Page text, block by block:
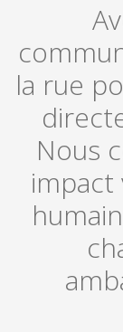
la rue
Nous
impact